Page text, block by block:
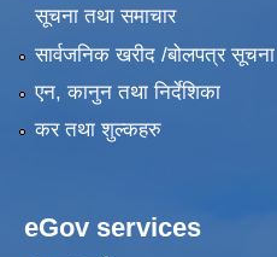
सूचना तथा समाचार
सार्वजनिक खरीद /बोलपत्र सूचना
एन, कानुन तथा निर्देशिका
कर तथा शुल्कहरु
eGov services